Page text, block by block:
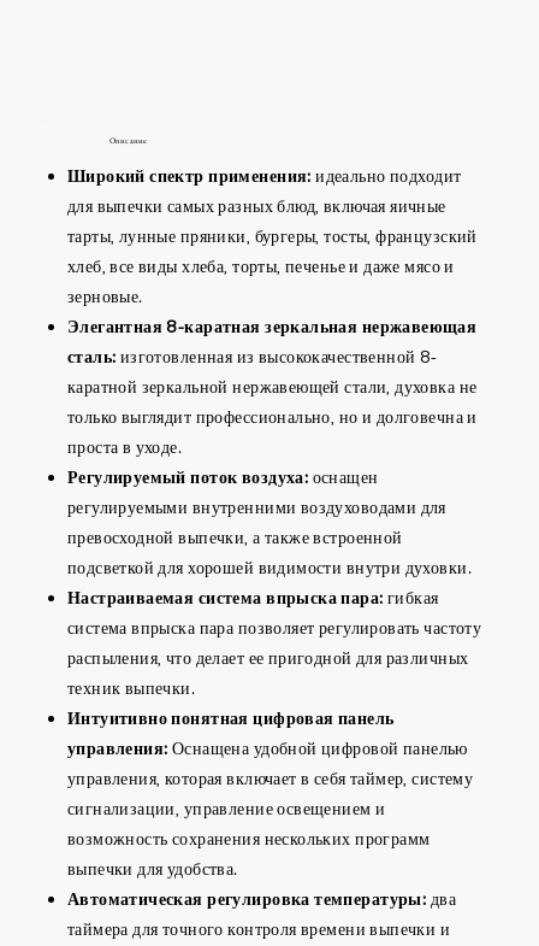
Широкий спектр применения: идеально подходит
для выпечки самых разных блюд, включая яичные
тарты, лунные пряники, бургеры, тосты, французский
хлеб, все виды хлеба, торты, печенье и даже мясо и
зерновые.
Элегантная 8-каратная зеркальная нержавеющая
сталь: изготовленная из высококачественной 8-
каратной зеркальной нержавеющей стали, духовка не
только выглядит профессионально, но и долговечна и
проста в уходе.
Регулируемый поток воздуха: оснащен
регулируемыми внутренними воздуховодами для
превосходной выпечки, а также встроенной
подсветкой для хорошей видимости внутри духовки.
Настраиваемая система впрыска пара: гибкая
система впрыска пара позволяет регулировать частоту
распыления, что делает ее пригодной для различных
техник выпечки.
Интуитивно понятная цифровая панель
управления: Оснащена удобной цифровой панелью
управления, которая включает в себя таймер, систему
сигнализации, управление освещением и
возможность сохранения нескольких программ
выпечки для удобства.
Автоматическая регулировка температуры: два
таймера для точного контроля времени выпечки и
Описание